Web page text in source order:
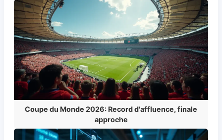
Coupe du Monde 2026: Record d'affluence, finale
approche